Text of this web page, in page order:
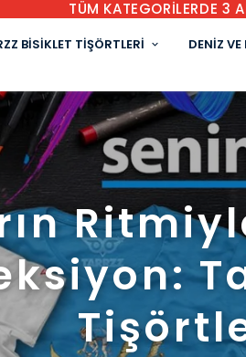
TÜM KATEGORİLERDE 3
BİSİKLET TİŞÖRTLERİ DENİZ VE